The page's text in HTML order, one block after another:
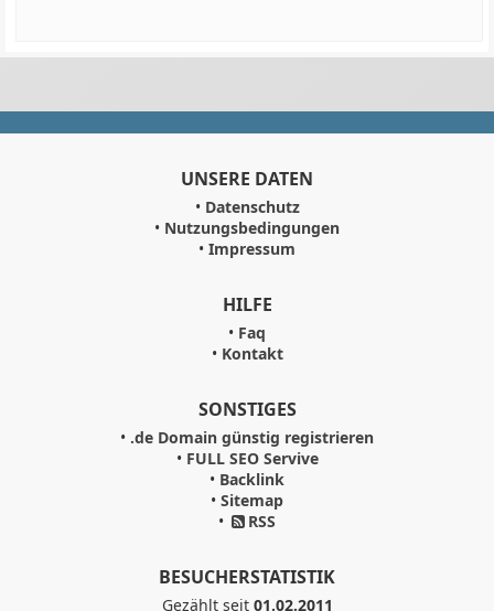
UNSERE DATEN
• Datenschutz
• Nutzungsbedingungen
• Impressum
HILFE
• Faq
• Kontakt
SONSTIGES
• .de Domain günstig registrieren
• FULL SEO Servive
• Backlink
• Sitemap
•
RSS
BESUCHERSTATISTIK
Gezählt seit 01.02.2011